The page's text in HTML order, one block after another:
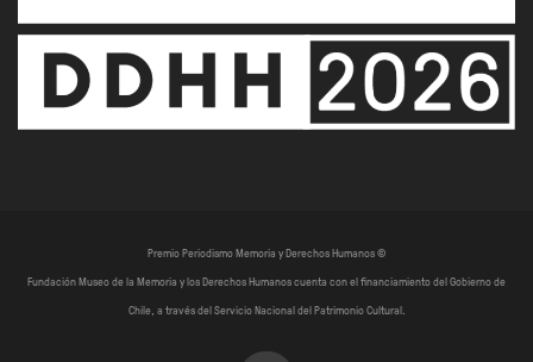
Premio Periodismo Memoria y Derechos Humanos ©
Fundación Museo de la Memoria y los Derechos Humanos cuenta con el financiamiento del Gobierno de
Chile, a través del Servicio Nacional del Patrimonio Cultural.